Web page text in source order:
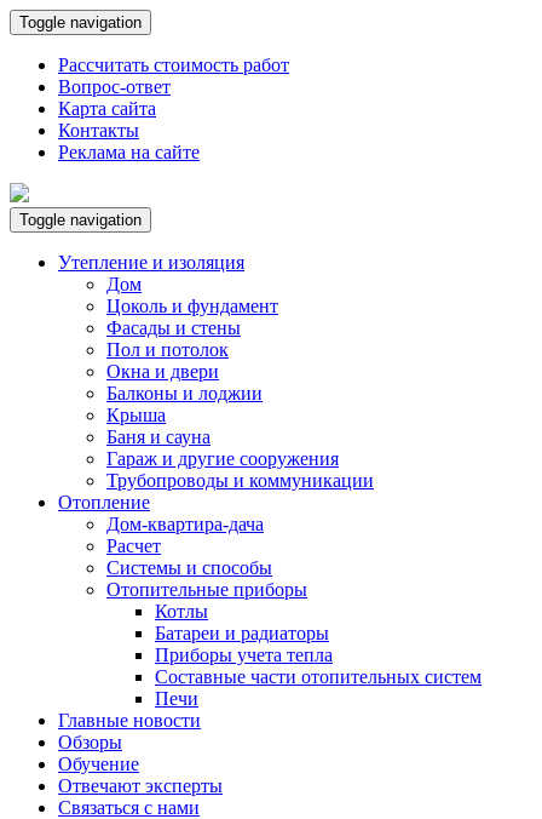
Toggle navigation
Рассчитать стоимость работ
Вопрос-ответ
Карта сайта
Контакты
Реклама на сайте
Toggle navigation
Утепление и изоляция
Дом
Цоколь и фундамент
Фасады и стены
Пол и потолок
Окна и двери
Балконы и лоджии
Крыша
Баня и сауна
Гараж и другие сооружения
Трубопроводы и коммуникации
Отопление
Дом-квартира-дача
Расчет
Системы и способы
Отопительные приборы
Котлы
Батареи и радиаторы
Приборы учета тепла
Составные части отопительных систем
Печи
Главные новости
Обзоры
Обучение
Отвечают эксперты
Связаться с нами